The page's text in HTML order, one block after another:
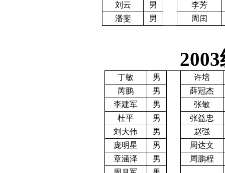
刘云
男
李芳
潘斐
男 周闰
2003
丁敏 男
许培
芮鹏
男
薛冠杰
李建军
男
张敏
杜平
男
张益忠
刘大伟
男
赵强
庞明星
男
周达文
章涵泽
男
周鹏程